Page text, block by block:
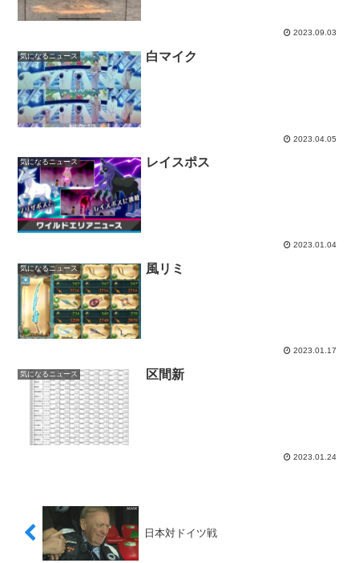
2023.09.03
気になるニュース 白マイク
2023.04.05
気になるニュース レイスポス
2023.01.04
気になるニュース 風リミ
2023.01.17
気になるニュース 区間新
2023.01.24
日本対ドイツ戦